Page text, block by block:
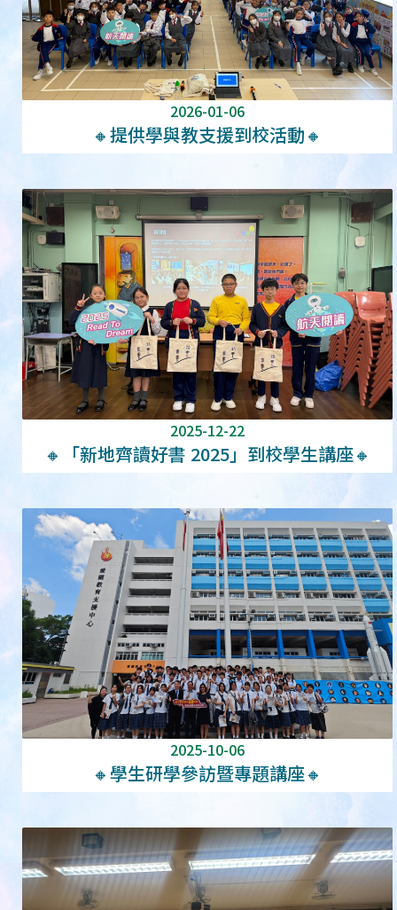
2026-01-06
🔸️提供學與教支援到校活動🔸️
2025-12-22
🔸「新地齊讀好書 2025」到校學生講座🔸
2025-10-06
🔸學生研學參訪暨專題講座🔸